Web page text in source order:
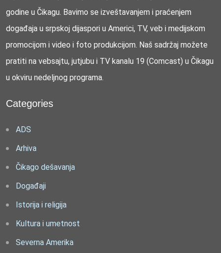
godine u Čikagu. Bavimo se izveštavanjem i praćenjem
događaja u srpskoj dijaspori u Americi, TV, veb i medijskom
promocijom i video i foto produkcijom. Naš sadržaj možete
pratiti na vebsajtu, jutjubu i TV kanalu 19 (Comcast) u Čikagu
u okviru nedeljnog programa.
Categories
ADS
Arhiva
Čikago dešavanja
Događaji
Istorija i religija
Kultura i umetnost
Severna Amerika